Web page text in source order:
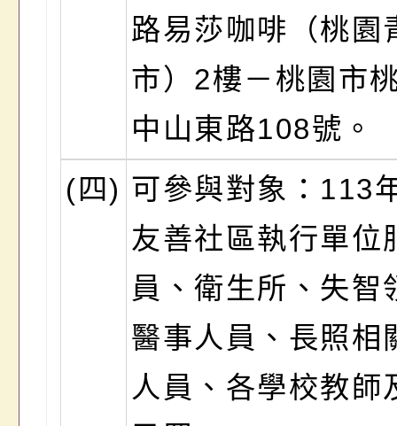
路易莎咖啡（桃園
市）2樓－桃園市
中山東路108號。
(四) 可參與對象：113
友善社區執行單位
員、衛生所、失智
醫事人員、長照相
人員、各學校教師